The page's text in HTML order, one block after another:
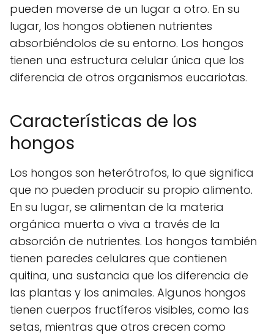
pueden moverse de un lugar a otro. En su
lugar, los hongos obtienen nutrientes
absorbiéndolos de su entorno. Los hongos
tienen una estructura celular única que los
diferencia de otros organismos eucariotas.
Características de los
hongos
Los hongos son heterótrofos, lo que significa
que no pueden producir su propio alimento.
En su lugar, se alimentan de la materia
orgánica muerta o viva a través de la
absorción de nutrientes. Los hongos también
tienen paredes celulares que contienen
quitina, una sustancia que los diferencia de
las plantas y los animales. Algunos hongos
tienen cuerpos fructíferos visibles, como las
setas, mientras que otros crecen como